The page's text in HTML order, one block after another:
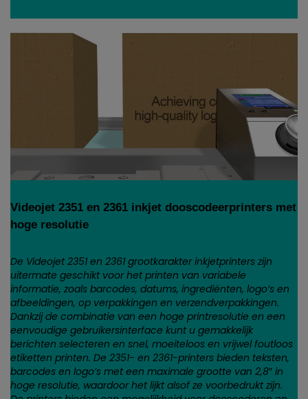
Videojet 2351 en 2361 inkjet dooscodeerprinters met
hoge resolutie
De Videojet 2351 en 2361 grootkarakter inkjetprinters zijn
uitermate geschikt voor het printen van variabele
informatie, zoals barcodes, datums, ingrediënten, logo’s en
afbeeldingen, op verpakkingen en verzendverpakkingen.
Dankzij de combinatie van een hoge printresolutie en een
eenvoudige gebruikersinterface kunt u gemakkelijk
berichten selecteren en snel, moeiteloos en vrijwel foutloos
etiketten printen. De 2351- en 2361-printers bieden teksten,
barcodes en logo’s met een maximale grootte van 2,8″ in
hoge resolutie, waardoor het lijkt alsof ze voorbedrukt zijn.